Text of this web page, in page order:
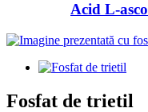
Acid L-
Fosfat de trietil